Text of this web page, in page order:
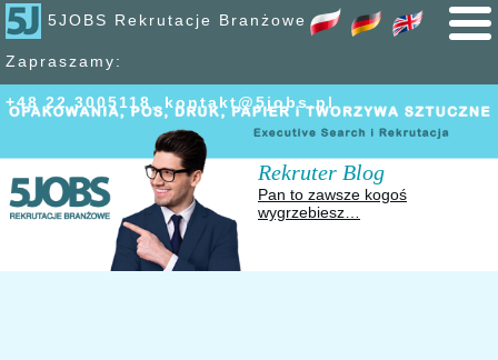
5JOBS Rekrutacje Branżowe
Zapraszamy:
+48 22 3005118 , kontakt@5jobs.pl
Rekruter Blog
Pan to zawsze kogoś
wygrzebiesz…